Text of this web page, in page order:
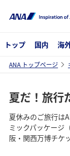
トップ 国内 海
ANA トップページ
夏だ！旅行
夏休みのご旅行は
ミックパッケージ
阪・関西万博チケ